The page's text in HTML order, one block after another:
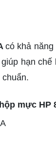
có khả
hạn
mực HP